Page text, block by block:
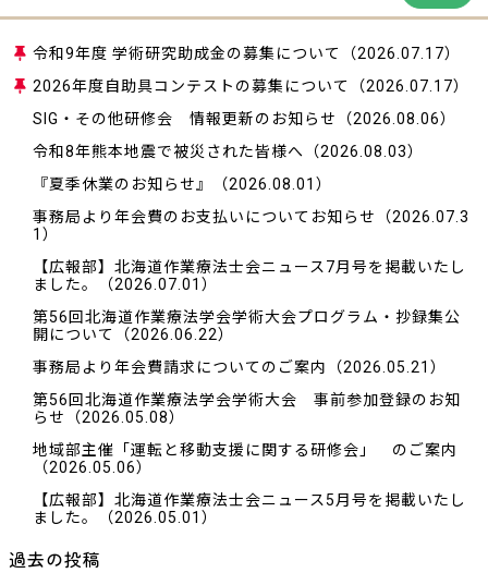
令和9年度 学術研究助成金の募集について
（2026.07.17）
2026年度自助具コンテストの募集について
（2026.07.17）
SIG・その他研修会 情報更新のお知らせ
（2026.08.06）
令和8年熊本地震で被災された皆様へ （2026.08.03）
『夏季休業のお知らせ』
（2026.08.01）
事務局より年会費のお支払いについてお知らせ
（2026.07.3
1）
【広報部】北海道作業療法士会ニュース7月号を掲載いたし
ました。
（2026.07.01）
第56回北海道作業療法学会学術大会プログラム・抄録集公
開について
（2026.06.22）
事務局より年会費請求についてのご案内
（2026.05.21）
第56回北海道作業療法学会学術大会 事前参加登録のお知
らせ
（2026.05.08）
地域部主催「運転と移動支援に関する研修会」 のご案内
（2026.05.06）
【広報部】北海道作業療法士会ニュース5月号を掲載いたし
ました。
（2026.05.01）
過去の投稿